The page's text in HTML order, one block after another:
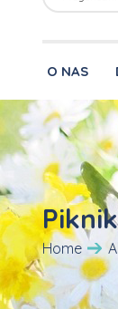
O NAS
Home